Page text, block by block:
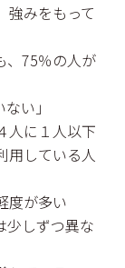
強みをもって
、75％の⼈が
い」
⼈に１⼈以下
用している⼈
度が多い
少しずつ異な